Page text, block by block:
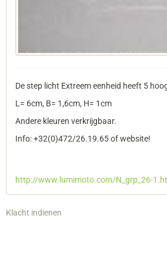
De step licht Extreem eenheid heeft 5
L= 6cm, B= 1,6cm, H= 1cm
Andere kleuren verkrijgbaar.
Info: +32(0)472/26.19.65 of website!
http://www.lumimoto.com/N_grp_26-
Klacht indienen